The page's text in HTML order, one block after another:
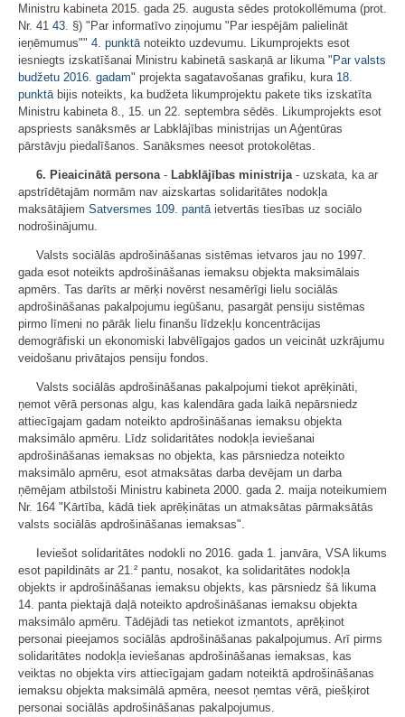
Ministru kabineta 2015. gada 25. augusta sēdes protokollēmuma (prot.
Nr. 41 43. §) "Par informatīvo ziņojumu "Par iespējām palielināt
ieņēmumus"" 4. punktā noteikto uzdevumu. Likumprojekts esot
iesniegts izskatīšanai Ministru kabinetā saskaņā ar likuma "Par valsts
budžetu 2016. gadam" projekta sagatavošanas grafiku, kura 18.
punktā bijis noteikts, ka budžeta likumprojektu pakete tiks izskatīta
Ministru kabineta 8., 15. un 22. septembra sēdēs. Likumprojekts esot
apspriests sanāksmēs ar Labklājības ministrijas un Aģentūras
pārstāvju piedalīšanos. Sanāksmes neesot protokolētas.
6. Pieaicinātā persona - Labklājības ministrija - uzskata, ka ar
apstrīdētajām normām nav aizskartas solidaritātes nodokļa
maksātājiem Satversmes 109. pantā ietvertās tiesības uz sociālo
nodrošinājumu.
Valsts sociālās apdrošināšanas sistēmas ietvaros jau no 1997.
gada esot noteikts apdrošināšanas iemaksu objekta maksimālais
apmērs. Tas darīts ar mērķi novērst nesamērīgi lielu sociālās
apdrošināšanas pakalpojumu iegūšanu, pasargāt pensiju sistēmas
pirmo līmeni no pārāk lielu finanšu līdzekļu koncentrācijas
demogrāfiski un ekonomiski labvēlīgajos gados un veicināt uzkrājumu
veidošanu privātajos pensiju fondos.
Valsts sociālās apdrošināšanas pakalpojumi tiekot aprēķināti,
ņemot vērā personas algu, kas kalendāra gada laikā nepārsniedz
attiecīgajam gadam noteikto apdrošināšanas iemaksu objekta
maksimālo apmēru. Līdz solidaritātes nodokļa ieviešanai
apdrošināšanas iemaksas no objekta, kas pārsniedza noteikto
maksimālo apmēru, esot atmaksātas darba devējam un darba
ņēmējam atbilstoši Ministru kabineta 2000. gada 2. maija noteikumiem
Nr. 164 "Kārtība, kādā tiek aprēķinātas un atmaksātas pārmaksātās
valsts sociālās apdrošināšanas iemaksas".
Ieviešot solidaritātes nodokli no 2016. gada 1. janvāra, VSA likums
esot papildināts ar 21.² pantu, nosakot, ka solidaritātes nodokļa
objekts ir apdrošināšanas iemaksu objekts, kas pārsniedz šā likuma
14. panta piektajā daļā noteikto apdrošināšanas iemaksu objekta
maksimālo apmēru. Tādējādi tas netiekot izmantots, aprēķinot
personai pieejamos sociālās apdrošināšanas pakalpojumus. Arī pirms
solidaritātes nodokļa ieviešanas apdrošināšanas iemaksas, kas
veiktas no objekta virs attiecīgajam gadam noteiktā apdrošināšanas
iemaksu objekta maksimālā apmēra, neesot ņemtas vērā, piešķirot
personai sociālās apdrošināšanas pakalpojumus.